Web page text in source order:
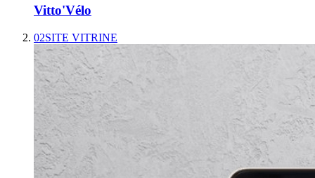
Vitto'Vélo
02SITE VITRINE